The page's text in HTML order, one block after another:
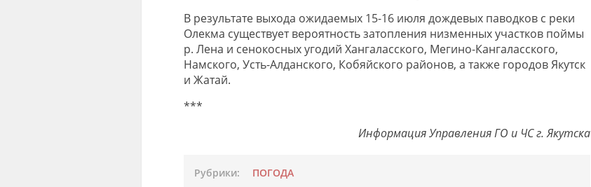
В результате выхода ожидаемых 15-16 июля дождевых паводков с реки
Олекма существует вероятность затопления низменных участков поймы
р. Лена и сенокосных угодий Хангаласского, Мегино-Кангаласского,
Намского, Усть-Алданского, Кобяйского районов, а также городов Якутск
и Жатай.
***
Информация Управления ГО и ЧС г. Якутска
Рубрики: ПОГОДА